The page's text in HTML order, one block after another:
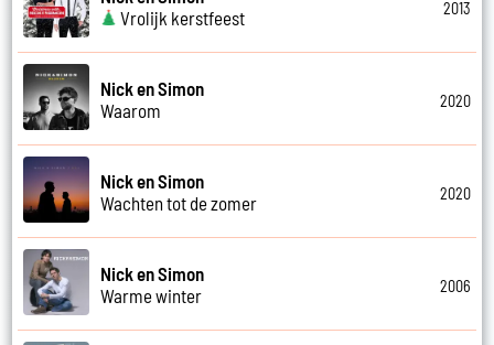
Vrolijk kerstfeest
2013
Nick en Simon
Waarom
2020
Nick en Simon
Wachten tot de zomer
2020
Nick en Simon
Warme winter
2006